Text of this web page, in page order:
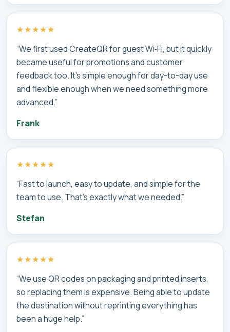
★★★★★
“We first used CreateQR for guest Wi‑Fi, but it quickly
became useful for promotions and customer
feedback too. It’s simple enough for day-to-day use
and flexible enough when we need something more
advanced.”
Frank
★★★★★
“Fast to launch, easy to update, and simple for the
team to use. That’s exactly what we needed.”
Stefan
★★★★★
“We use QR codes on packaging and printed inserts,
so replacing them is expensive. Being able to update
the destination without reprinting everything has
been a huge help.”